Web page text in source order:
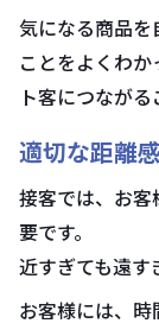
気になる商品
ことをよくわ
ト客につながる
適切な距離
接客では、お
要です。
近すぎても遠す
お客様には、